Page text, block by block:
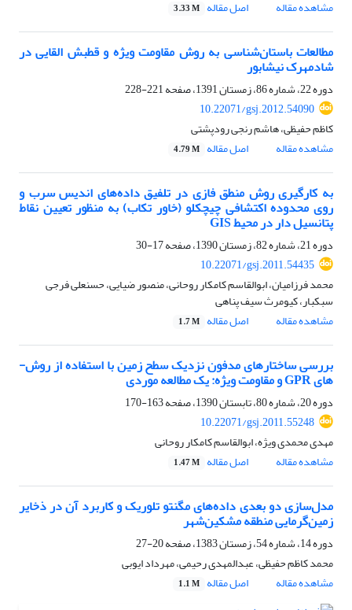
مشاهده مقاله
اصل مقاله 3.33 M
مطالعات باستان‌شناسی به روش مقاومت ویژه و قطبش القایی در
شادمهرک نیشابور
دوره 22، شماره 86، زمستان 1391، صفحه
221-228
10.22071/gsj.2012.54090
کاظم حفیظی، هاشم رنجی رودپشتی
مشاهده مقاله
اصل مقاله 4.79 M
به کارگیری روش منطق فازی در تلفیق داده‌های اندیس سرب و
روی محدوده اکتشافی چیچکلو (خاور تکاب) به منظور تعیین نقاط
پتانسیل دار در محیط GIS
دوره 21، شماره 82، زمستان 1390، صفحه
17-30
10.22071/gsj.2011.54435
محمد فرزامیان، ابوالقاسم کامکار روحانی، منصور ضیایی، حسنعلی فرجی
سبکبار، کیومرث سیف پناهی
مشاهده مقاله
اصل مقاله 1.7 M
بررسی ساختارهای مدفون نزدیک سطح زمین با استفاده از روش-
های GPR و مقاومت ویژه: یک مطالعه موردی
دوره 20، شماره 80، تابستان 1390، صفحه
163-170
10.22071/gsj.2011.55248
مهدی محمدی ویژه، ابوالقاسم کامکار روحانی
مشاهده مقاله
اصل مقاله 1.47 M
مدل‌سازی دو بعدی داده‌های مگنتو تلوریک و کاربرد آن در ذخایر
زمین‌گرمایی منطقه مشکین‌شهر
دوره 14، شماره 54، زمستان 1383، صفحه
20-27
محمد کاظم حفیظی، عبدالمهدی رحیمی، مهرداد ایوبی
مشاهده مقاله
اصل مقاله 1.1 M